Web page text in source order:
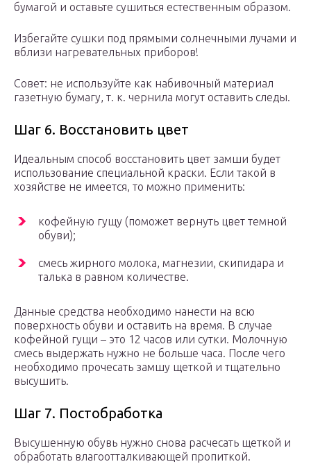
бумагой и оставьте сушиться естественным образом.
Избегайте сушки под прямыми солнечными лучами и
вблизи нагревательных приборов!
Совет: не используйте как набивочный материал
газетную бумагу, т. к. чернила могут оставить следы.
Шаг 6. Восстановить цвет
Идеальным способ восстановить цвет замши будет
использование специальной краски. Если такой в
хозяйстве не имеется, то можно применить:
кофейную гущу (поможет вернуть цвет темной
обуви);
смесь жирного молока, магнезии, скипидара и
талька в равном количестве.
Данные средства необходимо нанести на всю
поверхность обуви и оставить на время. В случае
кофейной гущи – это 12 часов или сутки. Молочную
смесь выдержать нужно не больше часа. После чего
необходимо прочесать замшу щеткой и тщательно
высушить.
Шаг 7. Постобработка
Высушенную обувь нужно снова расчесать щеткой и
обработать влагоотталкивающей пропиткой.